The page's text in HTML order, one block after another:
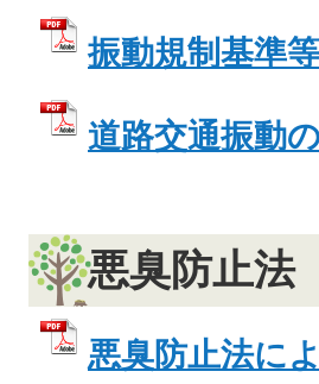
振動規制基準
道路交通振動
悪臭防止法
悪臭防止法に